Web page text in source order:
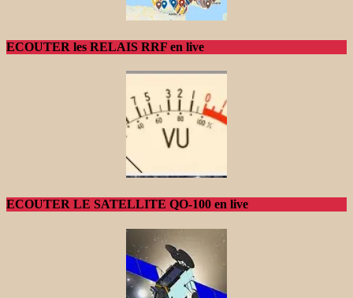
ECOUTER les RELAIS RRF en live
ECOUTER LE SATELLITE QO-100 en live